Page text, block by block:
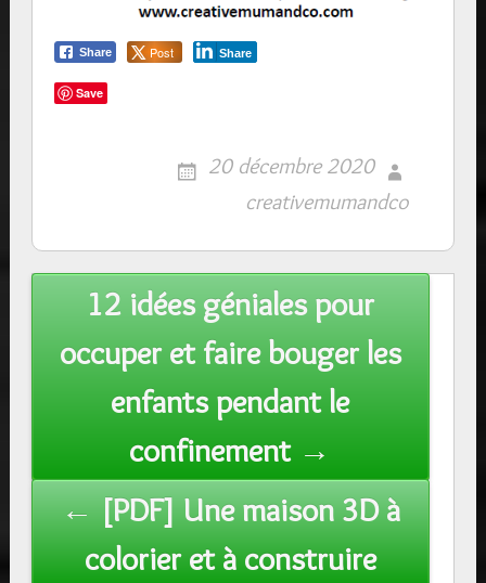
Share Post Share
Save
20 décembre 2020
creativemumandco
Post
navigation
12 idées géniales pour
occuper et faire bouger les
enfants pendant le
confinement →
← [PDF] Une maison 3D à
colorier et à construire